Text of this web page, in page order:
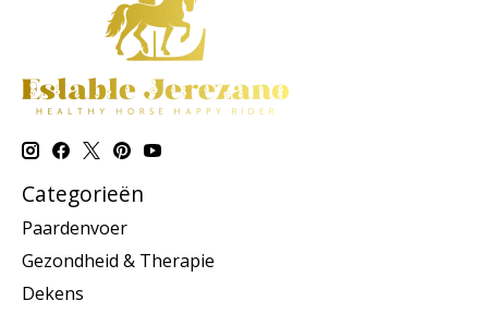
Categorieën
Paardenvoer
Gezondheid & Therapie
Dekens